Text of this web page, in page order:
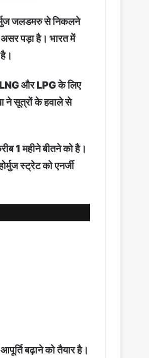
जलडमरु से निकलने
पड़ा है। भारत में
LNG और LPG के लिए
ने सूत्रों के हवाले से
1 महीने बीतने को है।
स्‍ट्रेट को एनर्जी
बढ़ाने को तैयार है।